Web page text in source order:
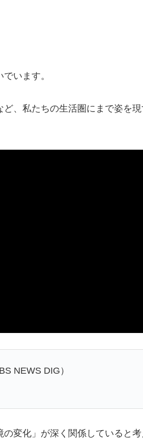
います。
、私たちの生活圏にまで姿を
NEWS DIG）
変化」が深く関係していると考